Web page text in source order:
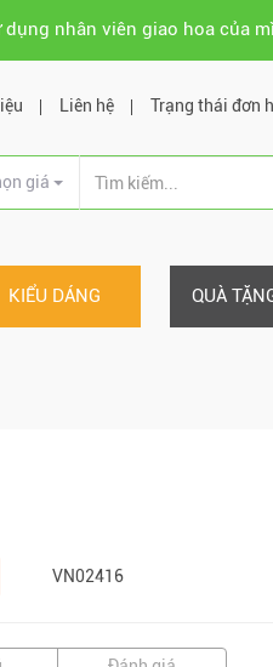
nhân viên giao hoa của
Liên hệ Trạng thái đơn
giá
KIỂU DÁNG QUÀ
VN02416